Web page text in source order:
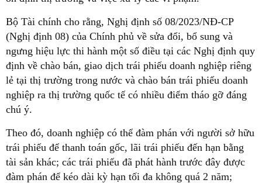
Bộ Tài chính cho rằng, Nghị định số 08/2023/NĐ-CP
(Nghị định 08) của Chính phủ về sửa đổi, bổ sung và
ngưng hiệu lực thi hành một số điều tại các Nghị định quy
định về chào bán, giao dịch trái phiếu doanh nghiệp riêng
lẻ tại thị trường trong nước và chào bán trái phiếu doanh
nghiệp ra thị trường quốc tế có nhiều điểm tháo gỡ đáng
chú ý.
Theo đó, doanh nghiệp có thể đàm phán với người sở hữu
trái phiếu để thanh toán gốc, lãi trái phiếu đến hạn bằng
tài sản khác; các trái phiếu đã phát hành trước đây được
đàm phán để kéo dài kỳ hạn tối đa không quá 2 năm;